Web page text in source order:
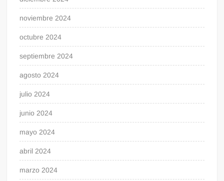
noviembre 2024
octubre 2024
septiembre 2024
agosto 2024
julio 2024
junio 2024
mayo 2024
abril 2024
marzo 2024